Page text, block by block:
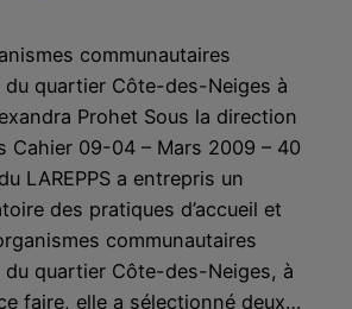
communautaires
quartier Côte-des-Neiges à
Prohet Sous la direction
Cahier 09-04 – Mars 2009 – 40
LAREPPS a entrepris un
des pratiques d’accueil et
communautaires
quartier Côte-des-Neiges, à
faire, elle a sélectionné deux…